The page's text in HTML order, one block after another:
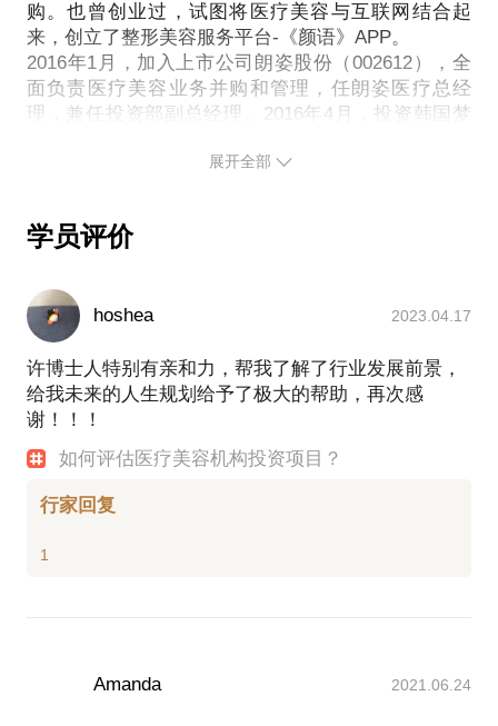
【在行郑重提示】：此话题内容仅为该行家在医疗健
康领域的的个人经验、意见或观点，仅供学员参考所
用。如您或您的家人有诊疗需求，在行请您前往正规
医院进行就诊。本话题内容及行家观点不代表平台观
购。也曾创业过，试图将医疗美容与互联网结合起
来，创立了整形美容服务平台-《颜语》APP。
2016年1月，加入上市公司朗姿股份（002612），全
面负责医疗美容业务并购和管理，任朗姿医疗总经
理，兼任投资部副总经理。2016年4月，投资韩国梦
2016年6月，通过一次性并购米兰柏羽、晶肤两个品
2018年1月，并购西安高一生医疗美容医院。
美容机构，整体年收入规模达到4亿多。通过并购，进
行产业资源整合，通过投后管理，使收入与利润规模
显著上升，做到了投管“点石成金”。
整形外科医生、创业者、投资人、管理者......这些都
是我的标签，我非常乐意与大家分享一些我自己的专
业知识和行业观点，帮助大家认识这个极具魅力的行
业——医疗美容，以及我的专业——整形美容。
教育背景：
北大医疗产业集团 战略投资部 高级投资经理
展开全部
学员评价
hoshea 2023.04.17
许博士人特别有亲和力，帮我了解了行业发展前景，
给我未来的人生规划给予了极大的帮助，再次感
谢！！！
如何评估医疗美容机构投资项目？
行家回复
Amanda 2021.06.24